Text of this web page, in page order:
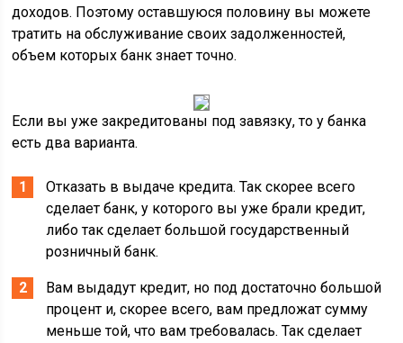
доходов. Поэтому оставшуюся половину вы можете
тратить на обслуживание своих задолженностей,
объем которых банк знает точно.
Если вы уже закредитованы под завязку, то у банка
есть два варианта.
Отказать в выдаче кредита. Так скорее всего
сделает банк, у которого вы уже брали кредит,
либо так сделает большой государственный
розничный банк.
Вам выдадут кредит, но под достаточно большой
процент и, скорее всего, вам предложат сумму
меньше той, что вам требовалась. Так сделает